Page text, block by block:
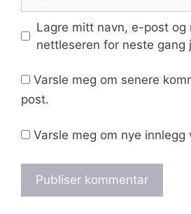
Lagre mitt navn, e-post og
nettleseren for neste gang
Varsle meg om senere
post.
Varsle meg om nye innlegg